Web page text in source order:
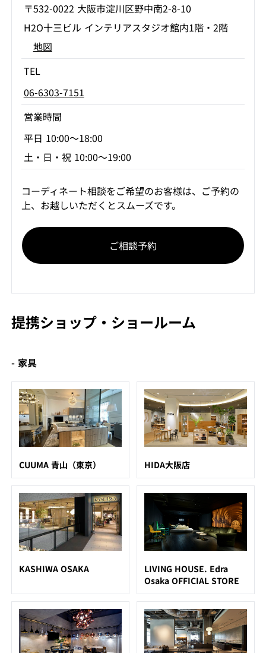
〒532-0022 大阪市淀川区野中南2-8-10
H2O十三ビル インテリアスタジオ館内1階・2階
地図
TEL
06-6303-7151
営業時間
平日 10:00～18:00
土・日・祝 10:00～19:00
コーディネート相談をご希望のお客様は、ご予約の
上、お越しいただくとスムーズです。
ご相談予約
提携ショップ・ショールーム
- 家具
CUUMA 青山（東京） HIDA大阪店
KASHIWA OSAKA
LIVING HOUSE. Edra
Osaka OFFICIAL STORE